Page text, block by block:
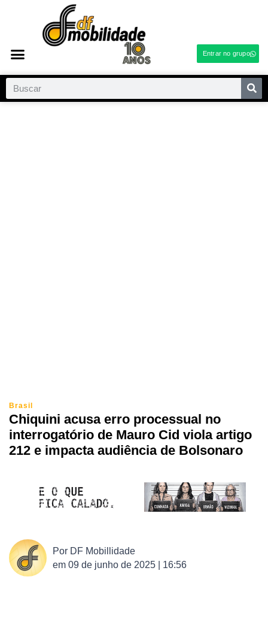
Entrar no grupo
Brasil
Chiquini acusa erro processual no
interrogatório de Mauro Cid viola artigo
212 e impacta audiência de Bolsonaro
Por DF Mobillidade
em 09 de junho de 2025 | 16:56